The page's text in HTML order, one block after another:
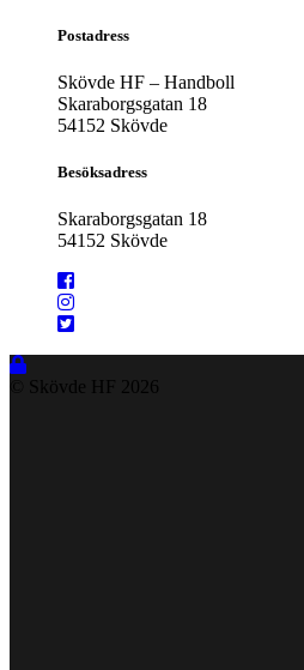
Postadress
Skövde HF – Handboll
Skaraborgsgatan 18
54152 Skövde
Besöksadress
Skaraborgsgatan 18
54152 Skövde
© Skövde HF 2026